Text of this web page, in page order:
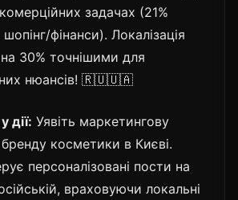
задачах (21%
фінанси). Локалізація
на 30% точнішими для
нюансів! 🇷🇺🇺🇦
дії: Уявіть маркетингову
косметики в Києві.
персоналізовані пости на
враховуючи локальні